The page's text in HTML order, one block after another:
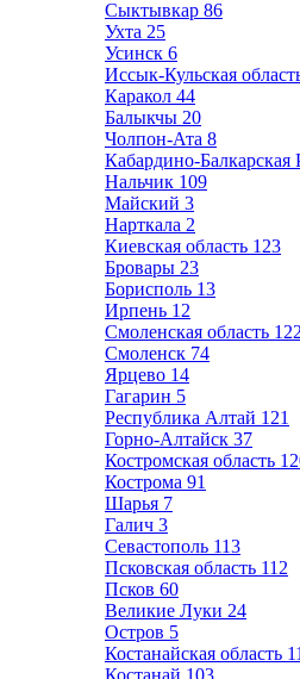
Сыктывкар 86
Ухта 25
Усинск 6
Иссык-Кульская
Каракол 44
Балыкчы 20
Чолпон-Ата 8
Кабардино-Балкарская
Нальчик 109
Майский 3
Нарткала 2
Киевская область 123
Бровары 23
Борисполь 13
Ирпень 12
Смоленская область 122
Смоленск 74
Ярцево 14
Гагарин 5
Республика Алтай 121
Горно-Алтайск 37
Костромская область
Кострома 91
Шарья 7
Галич 3
Севастополь 113
Псковская область 112
Псков 60
Великие Луки 24
Остров 5
Костанайская область
Костанай 103